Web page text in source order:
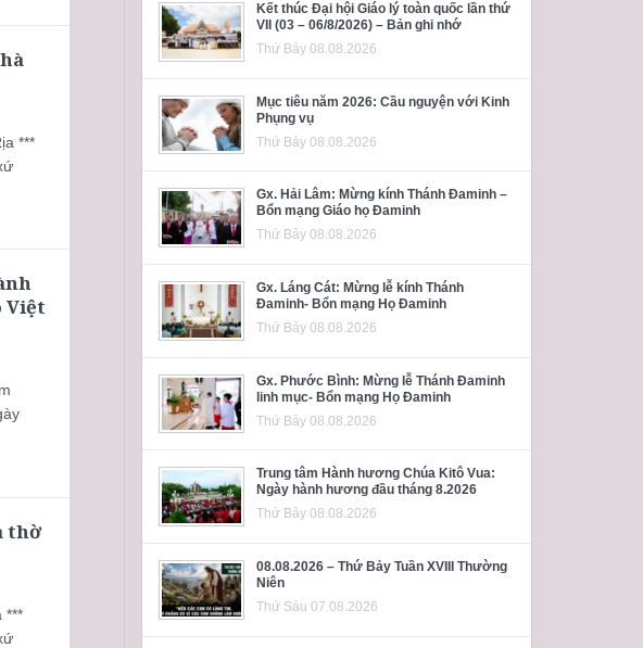
***
Việt
thờ
***
Kết thúc Đại hội Giáo lý toàn quốc lần thứ
VII (03 – 06/8/2026) – Bản ghi nhớ
Thứ Bảy 08.08.2026
Mục tiêu năm 2026: Cầu nguyện với Kinh
Phụng vụ
Thứ Bảy 08.08.2026
Gx. Hải Lâm: Mừng kính Thánh Đaminh –
Bổn mạng Giáo họ Đaminh
Thứ Bảy 08.08.2026
Gx. Láng Cát: Mừng lễ kính Thánh
Đaminh- Bổn mạng Họ Đaminh
Thứ Bảy 08.08.2026
Gx. Phước Bình: Mừng lễ Thánh Đaminh
linh mục- Bổn mạng Họ Đaminh
Thứ Bảy 08.08.2026
Trung tâm Hành hương Chúa Kitô Vua:
Ngày hành hương đầu tháng 8.2026
Thứ Bảy 08.08.2026
08.08.2026 – Thứ Bảy Tuần XVIII Thường
Niên
Thứ Sáu 07.08.2026